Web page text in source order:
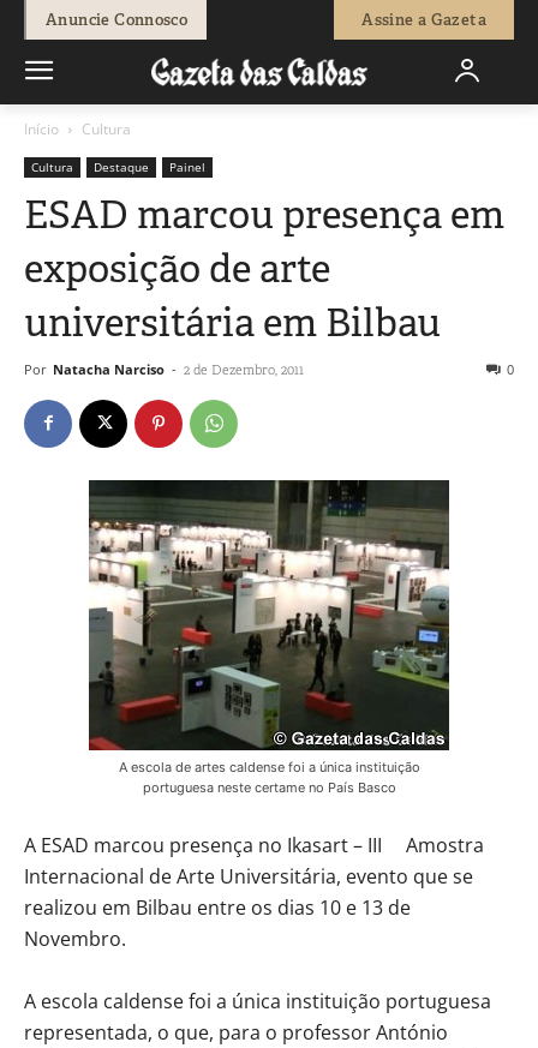
Anuncie Connosco Assine a Gazeta
Início Cultura
Cultura Destaque Painel
ESAD marcou presença em
exposição de arte
universitária em Bilbau
Por Natacha Narciso - 2 de Dezembro, 2011 0
A escola de artes caldense foi a única instituição
portuguesa neste certame no País Basco
A ESAD marcou presença no Ikasart – III Amostra
Internacional de Arte Universitária, evento que se
realizou em Bilbau entre os dias 10 e 13 de
Novembro.
A escola caldense foi a única instituição portuguesa
representada, o que, para o professor António